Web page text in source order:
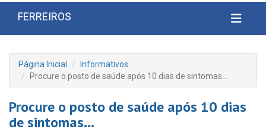
FERREIROS
Página Inicial
Informativos
Procure o posto de saúde após 10 dias de sintomas…
Procure o posto de saúde após 10 dias
de sintomas…